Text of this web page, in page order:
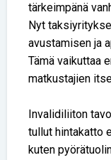
tärkeimpänä
Nyt
avustamisen ja
Tämä vaikuttaa
matkustajien
Invalidiliiton
tullut hintakatto
kuten